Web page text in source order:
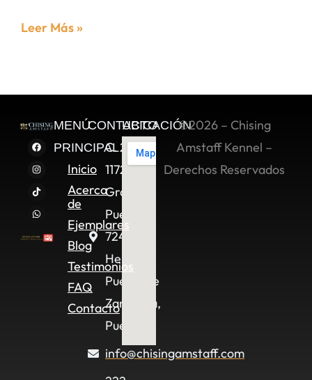
Leer Más »
MENÚ
PRINCIPAL
Inicio
Acerca
de
Ejemplares
Blog
Testimonios
FAQ
Contacto
CONTACTO
C. 2 Sur
11722,
Granjas
Puebla,
72490
Heroica
Puebla de
Zaragoza,
Pue.
info@chisingamstaff.com
UBICACIÓN©2026 – Chising
Amstaff Kennel –
Derechos Reservados